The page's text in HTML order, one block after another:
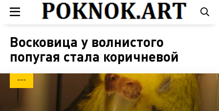
Восковица у волнистого
попугая стала коричневой
---